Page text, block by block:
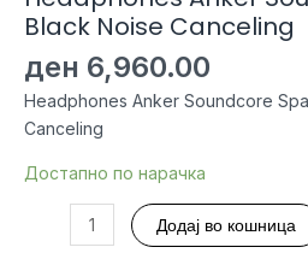
Black Noise Canceling
ден 6,960.00
Headphones Anker Soundcore
Canceling
Достапно по нарачка
Headphones
Додај во кошница